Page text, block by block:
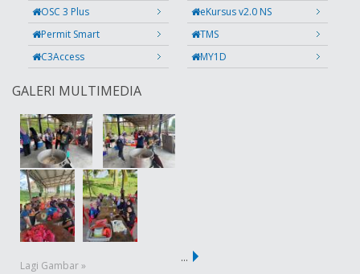
OSC 3 Plus
eKursus v2.0 NS
Permit Smart
TMS
C3Access
MY1D
GALERI MULTIMEDIA
Lagi Gambar »
…